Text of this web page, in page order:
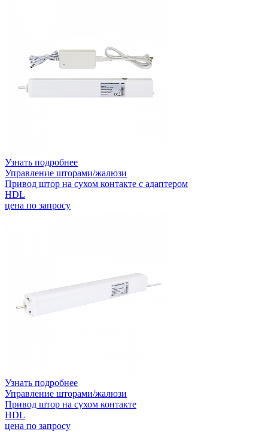
Узнать подробнее
Управление шторами/жалюзи
Привод штор на сухом контакте с адаптером
HDL
цена по запросу
Узнать подробнее
Управление шторами/жалюзи
Привод штор на сухом контакте
HDL
цена по запросу